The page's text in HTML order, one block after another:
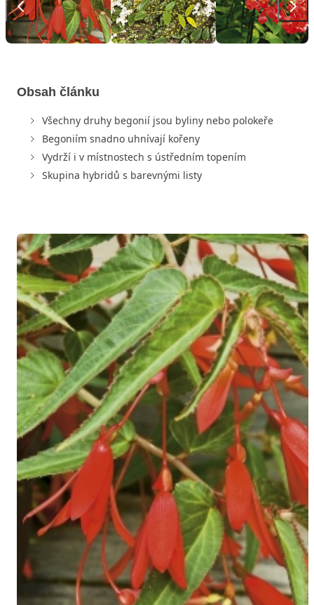
Obsah článku
Všechny druhy begonií jsou byliny nebo polokeře
Begoniím snadno uhnívají kořeny
Vydrží i v místnostech s ústředním topením
Skupina hybridů s barevnými listy